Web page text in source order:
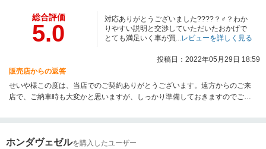
総合評価
5.0
対応ありがとうございました????？♂？わか
りやすい説明と交渉していただいたおかげで
とても満足いく車が買... レビューを詳しく見る
投稿日：2022年05月29日 18:59
販売店からの返答
せいや様この度は、当店でのご契約ありがとうございます。遠方からのご来
店で、ご納車時も大変かと思いますが、しっかり準備しておきますのでご納
しくお願い致します。
ホンダヴェゼルを購入したユーザー